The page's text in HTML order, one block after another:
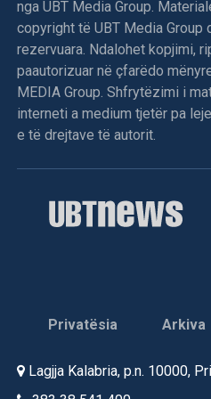
Në Vraniq të Dushkajës
shqiptarë
Dje në orët e pasditës, forca
policore serbe sulmuan
njofton KI i Degës së LDK-së
Njoftohet se banorët e këtij
fshatit Mark Tunë Lleshaj (73)
disa shtëpi dhe prona të
sjellë mbrëmë nga policia
Bëhet e ditur se pas dy orë
nga UBT Media Group.
copyright të UBT Media Group
rezervuara. Ndalohet kopjimi,
paautorizuar në çfarëdo
MEDIA Group. Shfrytëzimi i
interneti a medium tjetër pa
e të drejtave të autorit.
Privatësia Arkiva
Lagjja Kalabria, p.n. 10000,